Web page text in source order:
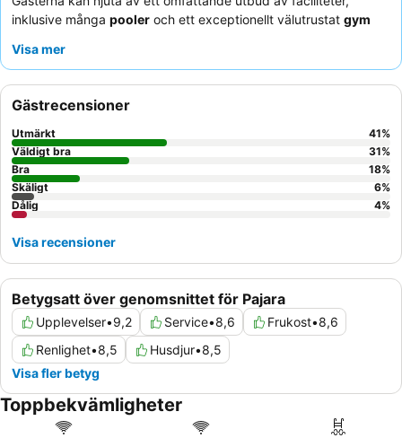
inklusive många pooler och ett exceptionellt välutrustat gym
enastående service och
kvalitativa utbudet från huvudbuffén och
specialrestaurangerna. För en verkligt lugn upplevelse, överväg
att boka ett rum i det
Visa mer
Betygsatt över genomsnittet för Pajara
Upplevelser•9,2 Service•8,6 Frukost•8,6
Renlighet•8,5 Husdjur•8,5
Visa fler betyg
Gästrecensioner
Utmärkt 41%
Väldigt bra
31%
Bra
18%
Skäligt
6%
Dålig
4%
Visa recensioner
Toppbekvämligheter